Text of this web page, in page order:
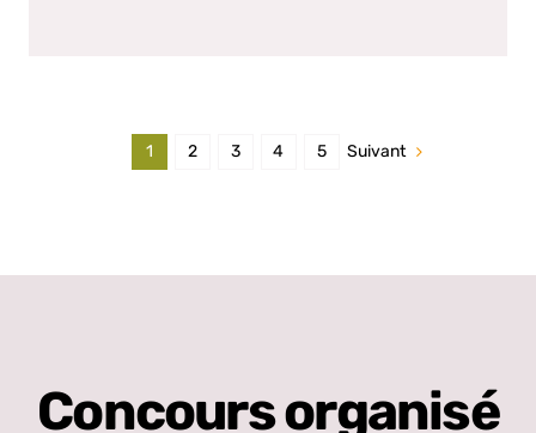
1 2 3 4 5 Suivant
Concours organisé